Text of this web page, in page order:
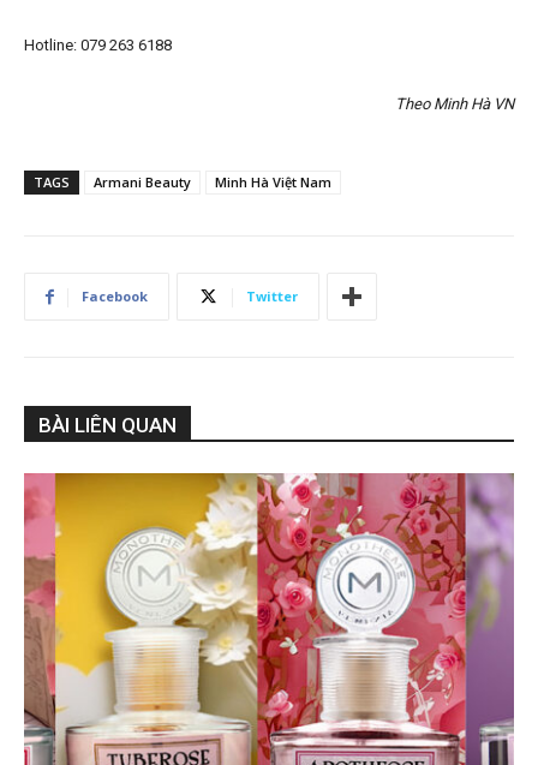
Hotline: 079 263 6188
Theo Minh Hà VN
TAGS Armani Beauty Minh Hà Việt Nam
Facebook Twitter
BÀI LIÊN QUAN